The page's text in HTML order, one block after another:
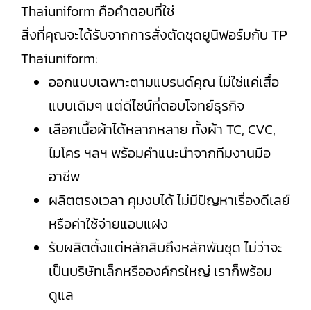
Thaiuniform คือคำตอบที่ใช่
สิ่งที่คุณจะได้รับจากการสั่งตัดชุดยูนิฟอร์มกับ TP
Thaiuniform:
ออกแบบเฉพาะตามแบรนด์คุณ ไม่ใช่แค่เสื้อ
แบบเดิมๆ แต่ดีไซน์ที่ตอบโจทย์ธุรกิจ
เลือกเนื้อผ้าได้หลากหลาย ทั้งผ้า TC, CVC,
ไมโคร ฯลฯ พร้อมคำแนะนำจากทีมงานมือ
อาชีพ
ผลิตตรงเวลา คุมงบได้ ไม่มีปัญหาเรื่องดีเลย์
หรือค่าใช้จ่ายแอบแฝง
รับผลิตตั้งแต่หลักสิบถึงหลักพันชุด ไม่ว่าจะ
เป็นบริษัทเล็กหรือองค์กรใหญ่ เราก็พร้อม
ดูแล